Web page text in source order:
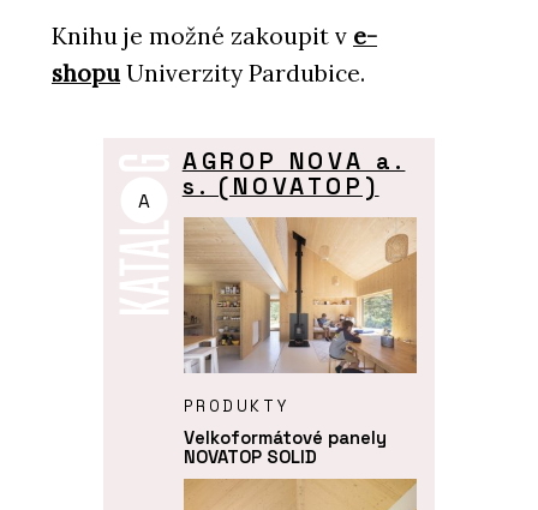
Knihu je možné zakoupit v e-
shopuUniverzity Pardubice.
A
AGROP NOVA a.
s. (NOVATOP)
PRODUKTY
Velkoformátové panely
NOVATOP SOLID